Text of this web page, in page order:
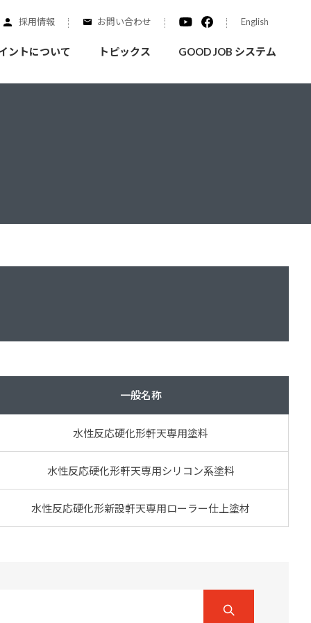
採用情報 お問い合わせ English
ズ
THERMOEYE サーモアイ
ントについて トピックス GOOD JOB システム
一般名称
水性反応硬化形軒天専用塗料
水性反応硬化形軒天専用シリコン系塗料
水性反応硬化形新設軒天専用ローラー仕上塗材